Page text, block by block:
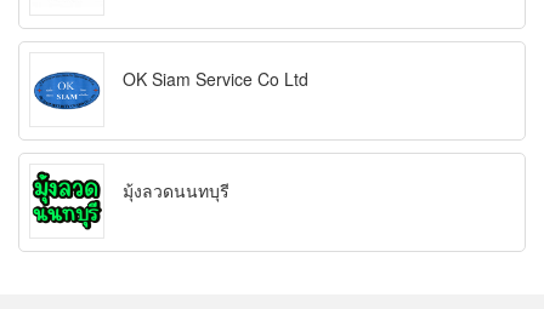
OK Siam Service Co Ltd
มุ้งลวดนนทบุรี